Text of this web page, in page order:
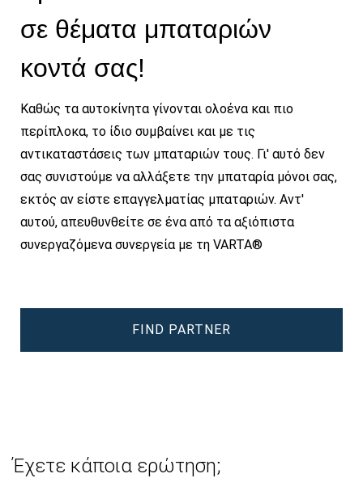
σε θέματα μπαταριών
κοντά σας!
Καθώς τα αυτοκίνητα γίνονται ολοένα και πιο
περίπλοκα, το ίδιο συμβαίνει και με τις
αντικαταστάσεις των μπαταριών τους. Γι' αυτό δεν
σας συνιστούμε να αλλάξετε την μπαταρία μόνοι σας,
εκτός αν είστε επαγγελματίας μπαταριών. Αντ'
αυτού, απευθυνθείτε σε ένα από τα αξιόπιστα
συνεργαζόμενα συνεργεία με τη VARTA®
FIND PARTNER
Έχετε κάποια ερώτηση;